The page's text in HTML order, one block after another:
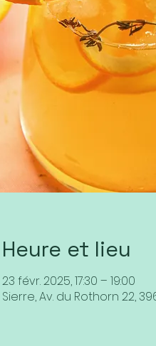
Heure et lieu
23 févr. 2025, 17:30 – 19:00
Sierre, Av. du Rothorn 22,